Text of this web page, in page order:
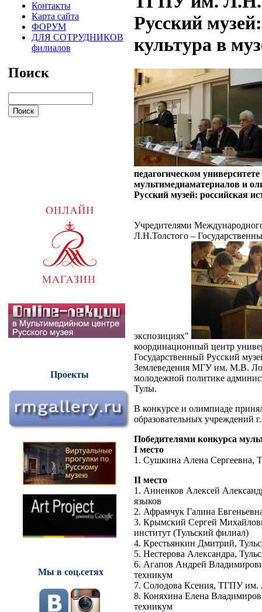
Контакты
Карта сайта
ФОРУМ
ДЛЯ СОТРУДНИКОВ
филиалов
Поиск
Проекты
Мы в соц.сетях
Русский
культура в
педагогическом
мультимедиаматериалов и
Русский музей: российская
Учредителями
Л.Н.Толстого –
экспозициях"
координационный центр
Государственный Русский
Землеведения МГУ им. М.В.
молодежной политике
Тулы.
В конкурсе и олимпиаде
образовательных учреждений
Победителями конкурса
I место
1. Сушкина Алена Сергеевна,
II место
1. Анненков Алексей
языков
2. Афрамчук Галина
3. Крымский Сергей
институт (Тульский филиал)
4. Крестьянкин Дмитрий,
5. Нестерова Александра,
6. Агапов Андрей
техникум
7. Солодова Ксения, ТГПУ им.
8. Коняхина Елена
техникум